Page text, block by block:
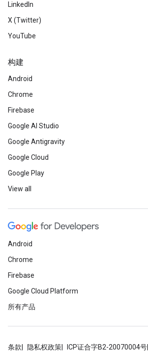
LinkedIn
X (Twitter)
YouTube
构建
Android
Chrome
Firebase
Google AI Studio
Google Antigravity
Google Cloud
Google Play
View all
Android
Chrome
Firebase
Google Cloud Platform
所有产品
条款 隐私权政策 ICP证合字B2-20070004号